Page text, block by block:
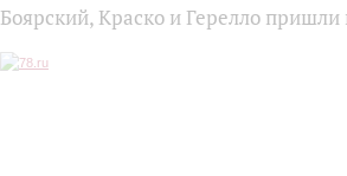
Боярский, Краско и Герелло